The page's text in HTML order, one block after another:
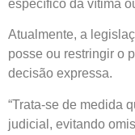
específico da vítima
Atualmente, a
posse ou restringir o
decisão expressa.
“Trata-se de medida
judicial, evitando